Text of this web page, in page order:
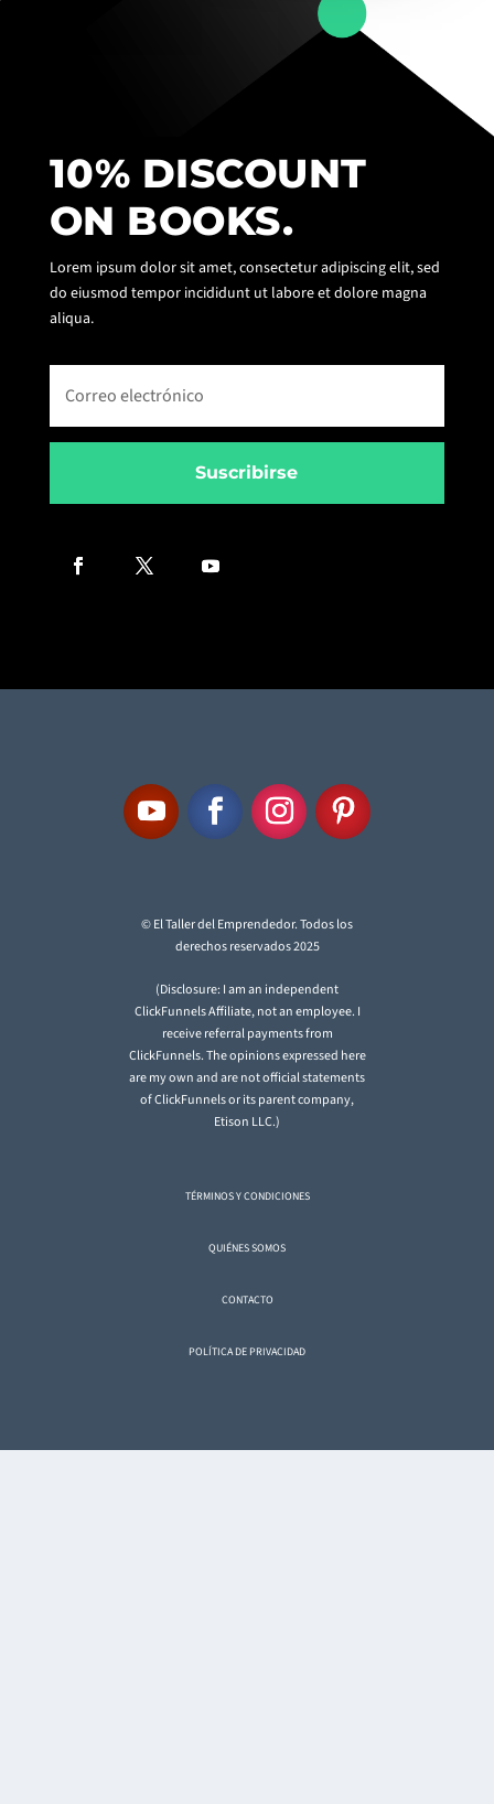
10% DISCOUNT
ON BOOKS.
Lorem ipsum dolor sit amet, consectetur adipiscing elit, sed
do eiusmod tempor incididunt ut labore et dolore magna
aliqua.
Suscribirse
© El Taller del Emprendedor. Todos los
derechos reservados 2025
(Disclosure: I am an independent
ClickFunnels Affiliate, not an employee. I
receive referral payments from
ClickFunnels. The opinions expressed here
are my own and are not official statements
of ClickFunnels or its parent company,
Etison LLC.)
TÉRMINOS Y CONDICIONES
QUIÉNES SOMOS
CONTACTO
POLÍTICA DE PRIVACIDAD